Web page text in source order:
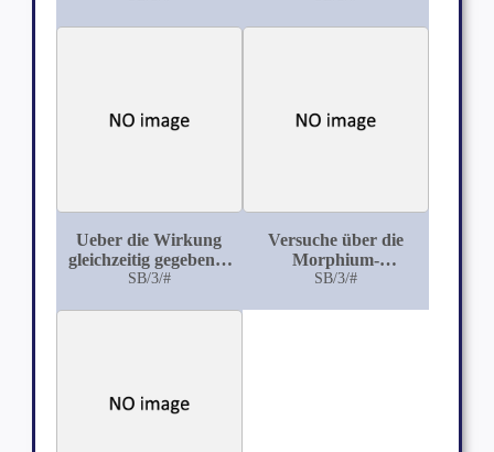
Ueber die Wirkung
gleichzeitig gegebener
Narcotica der
SB/3/#
Versuche über die
Morphium-
Urethannarcose
SB/3/#